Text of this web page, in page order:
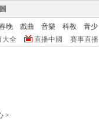
晚 戲曲 音樂 科教 青少
大全 直播中國 賽事直播
>